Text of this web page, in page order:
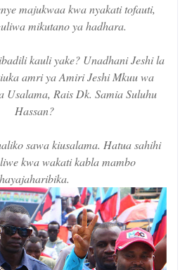
majukwaa kwa nyakati tofauti,
mikutano ya hadhara.
kauli yake? Unadhani Jeshi la
amri ya Amiri Jeshi Mkuu wa
Usalama, Rais Dk. Samia Suluhu
Hassan?
sawa kiusalama. Hatua sahihi
kwa wakati kabla mambo
hayajaharibika.